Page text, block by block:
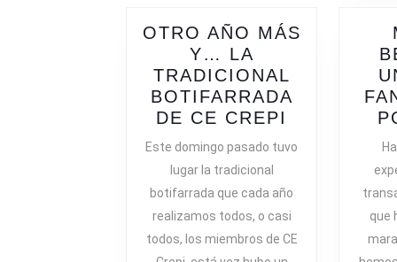
OTRO AÑO MÁS
Y… LA
TRADICIONAL
BOTIFARRADA
DE CE CREPI
LA
Este domingo pasado tuvo
lugar la tradicional
botifarrada que cada año
realizamos todos, o casi
todos, los miembros de CE
que